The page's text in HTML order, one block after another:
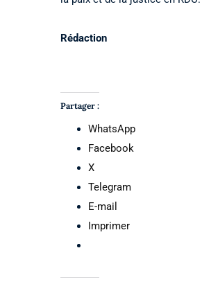
Rédaction
Partager :
WhatsApp
Facebook
X
Telegram
E-mail
Imprimer